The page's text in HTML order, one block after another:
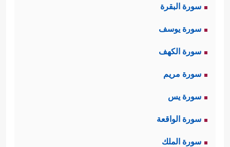
سورة البقرة
سورة يوسف
سورة الكهف
سورة مريم
سورة يس
سورة الواقعة
سورة الملك